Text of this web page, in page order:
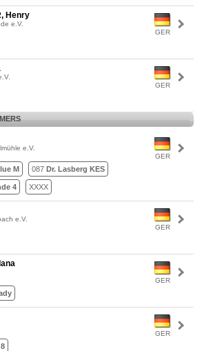
GER
Henry
e.V.
GER
GER
e.V.
M 087 Dr. Lasberg KES
4 XXXX
GER
e.V.
GER
GER